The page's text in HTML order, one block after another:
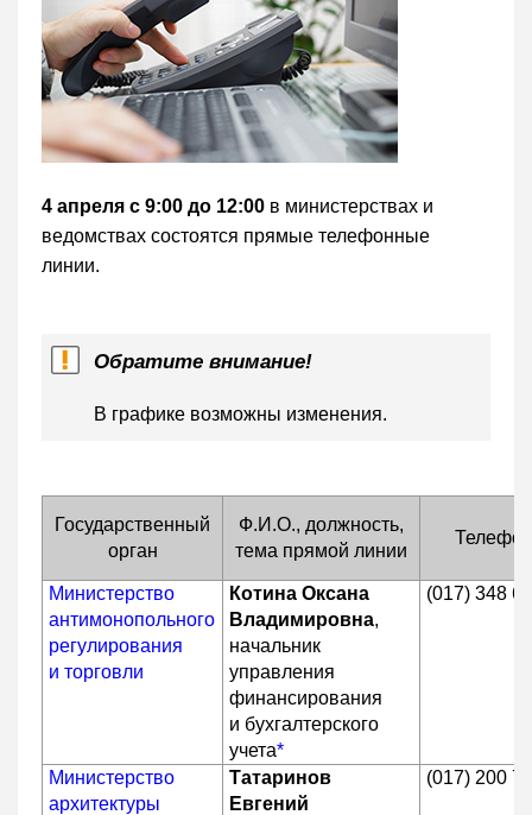
4 апреля с 9:00 до 12:00 в министерствах и
ведомствах состоятся прямые телефонные
линии.
Обратите внимание!
В графике возможны изменения.
Государственный
орган
Ф.И.О., должность,
тема прямой линии
Телефон
Министерство
антимонопольного
регулирования
и торговли
Котина Оксана
Владимировна,
начальник
управления
финансирования
и бухгалтерского
учета*
(017) 348
Министерство
архитектуры
Татаринов
Евгений
(017) 200